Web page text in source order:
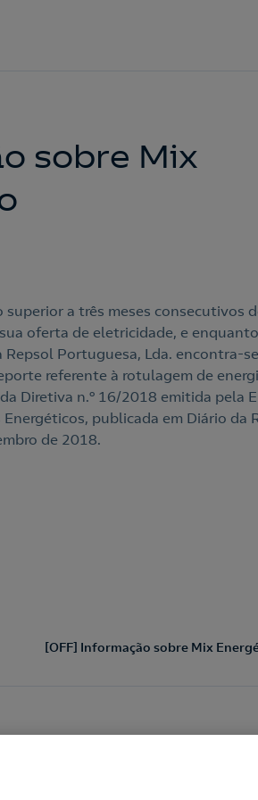
sobre Mix
superior a três meses consecutivos
oferta de eletricidade, e
Portuguesa, Lda. encontra-
referente à rotulagem de
Diretiva n.º 16/2018 emitida pela
publicada em Diário da
de 2018.
[OFF] Informação sobre Mix